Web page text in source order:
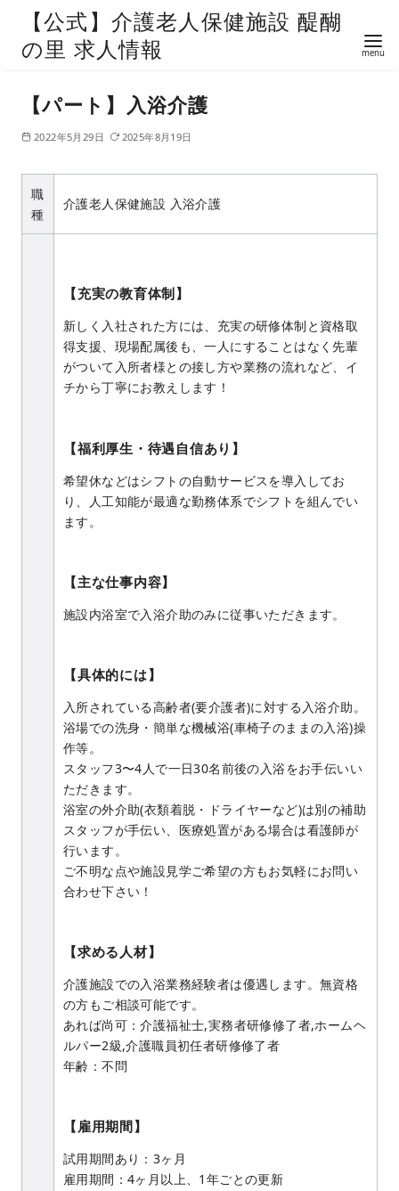
【公式】介護老人保健施設 醍醐
の里 求人情報
【パート】入浴介護
2022年5月29日 2025年8月19日
職
種
介護老人保健施設 入浴介護
【充実の教育体制】
新しく入社された方には、充実の研修体制と資格取
得支援、現場配属後も、一人にすることはなく先輩
がついて入所者様との接し方や業務の流れなど、イ
チから丁寧にお教えします！
【福利厚生・待遇自信あり】
希望休などはシフトの自動サービスを導入してお
り、人工知能が最適な勤務体系でシフトを組んでい
ます。
【主な仕事内容】
施設内浴室で入浴介助のみに従事いただきます。
【具体的には】
入所されている高齢者(要介護者)に対する入浴介助。
浴場での洗身・簡単な機械浴(車椅子のままの入浴)操
作等。
スタッフ3〜4人で一日30名前後の入浴をお手伝いい
ただきます。
浴室の外介助(衣類着脱・ドライヤーなど)は別の補助
スタッフが手伝い、医療処置がある場合は看護師が
行います。
ご不明な点や施設見学ご希望の方もお気軽にお問い
合わせ下さい！
【求める人材】
介護施設での入浴業務経験者は優遇します。無資格
の方もご相談可能です。
あれば尚可：介護福祉士,実務者研修修了者,ホームヘ
ルパー2級,介護職員初任者研修修了者
年齢：不問
【雇用期間】
試用期間あり：3ヶ月
雇用期間：4ヶ月以上、1年ごとの更新